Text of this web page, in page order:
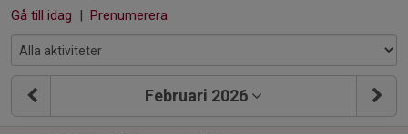
Gå till idag | Prenumerera
Februari 2026